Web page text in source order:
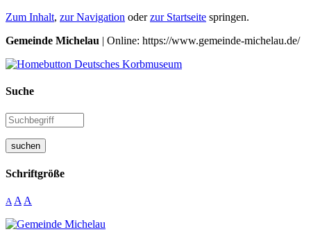
Zum Inhalt, zur Navigation oderzur Startseite springen.
Gemeinde Michelau | Online: https://www.gemeinde-michelau.de/
Suche
suchen
Schriftgröße
A A A